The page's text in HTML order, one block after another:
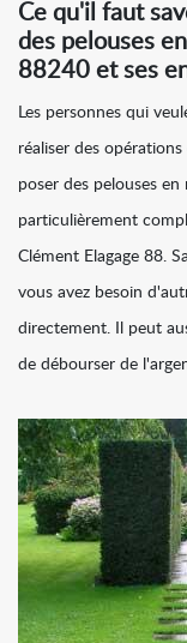
Ce qu'il faut
des pelouses
88240 et ses
Les personnes qui
réaliser des
poser des pelouses
particulièrement
Clément Elagage 88.
vous avez besoin
directement. Il peut
de débourser de